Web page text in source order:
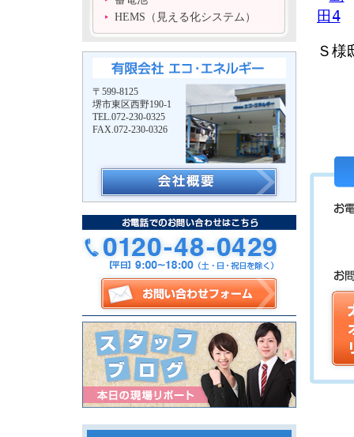
HEMS（見える化システム）
〒599-8125
堺市東区西野190-1
TEL.072-230-0325
FAX.072-230-0326
Ｓ様